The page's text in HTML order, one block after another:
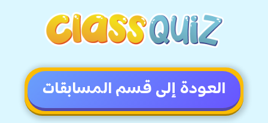
العودة إلى قسم المسابقات